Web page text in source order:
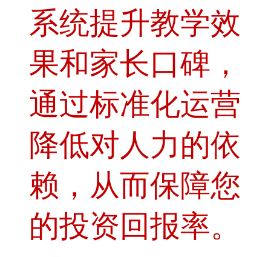
系统提升教学效
果和家长口碑，
通过标准化运营
降低对人力的依
赖，从而保障您
的投资回报率。